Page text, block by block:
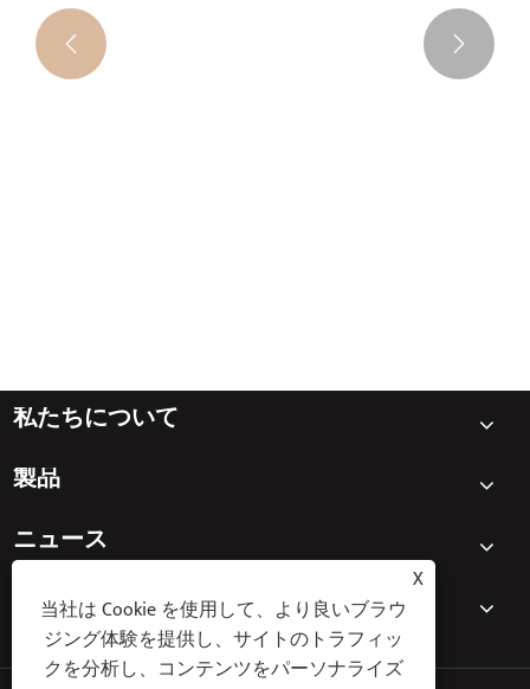
 
私たちについて
製品
ニュース
お問い合わせ
X
当社は Cookie を使用して、より良いブラウ
ジング体験を提供し、サイトのトラフィッ
クを分析し、コンテンツをパーソナライズ